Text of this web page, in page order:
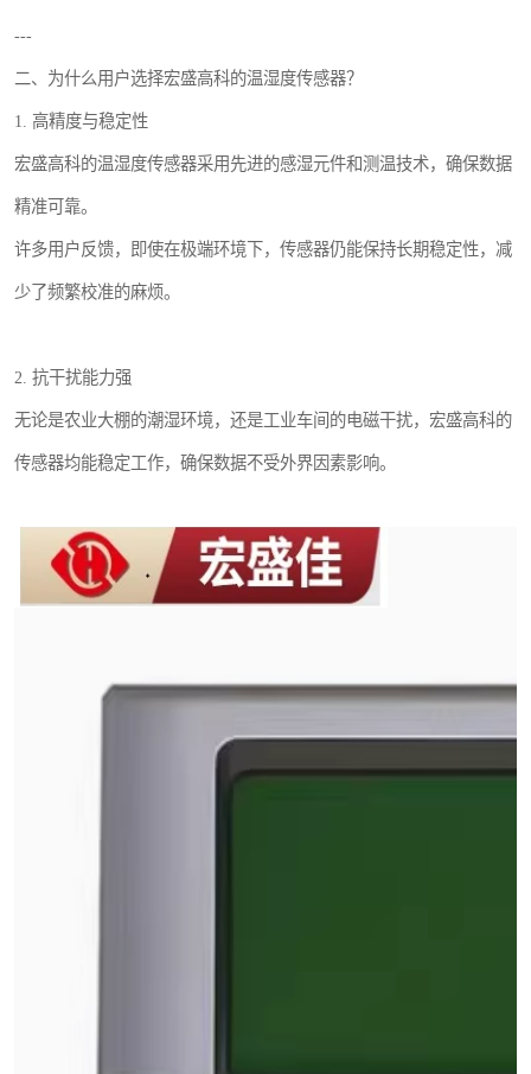
---
二、为什么用户选择宏盛高科的温湿度传感器？
1. 高精度与稳定性
宏盛高科的温湿度传感器采用先进的感湿元件和测温技术，确保数据
精准可靠。
许多用户反馈，即使在极端环境下，传感器仍能保持长期稳定性，减
少了频繁校准的麻烦。
2. 抗干扰能力强
无论是农业大棚的潮湿环境，还是工业车间的电磁干扰，宏盛高科的
传感器均能稳定工作，确保数据不受外界因素影响。